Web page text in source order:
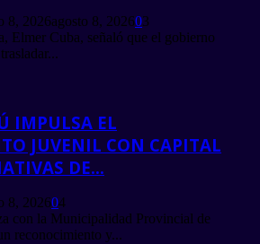
8, 2026agosto 8, 202603
Elmer Cuba, señaló que el gobierno
IMPULSA EL
JUVENIL CON CAPITAL
DE...
8, 202604
con la Municipalidad Provincial de
reconocimiento y...